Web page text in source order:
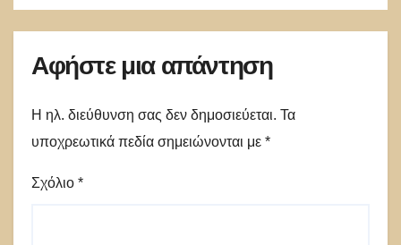
Αφήστε μια απάντηση
Η ηλ. διεύθυνση σας δεν δημοσιεύεται. Τα
υποχρεωτικά πεδία σημειώνονται με *
Σχόλιο *